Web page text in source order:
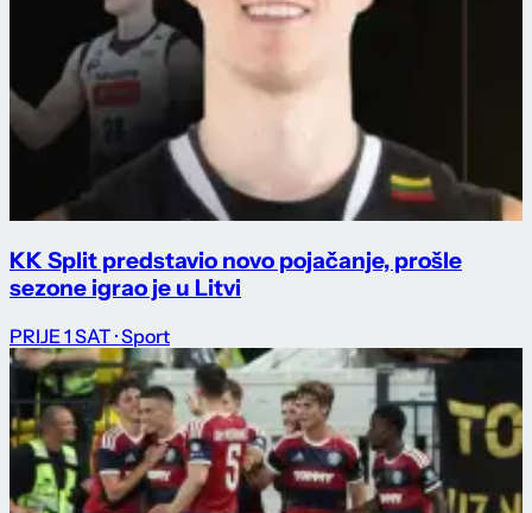
KK Split predstavio novo pojačanje, prošle
sezone igrao je u Litvi
PRIJE 1 SAT · Sport